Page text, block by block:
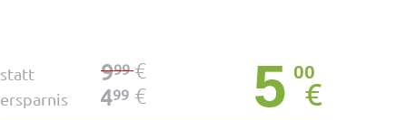
statt 999€
ersparnis 499 € 5 00
€